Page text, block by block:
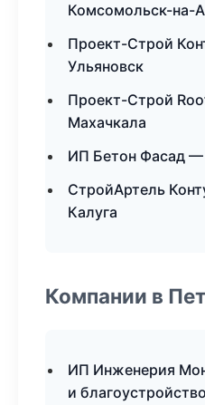
Комсомольск-на-
Проект-Строй
Ульяновск
Проект-Строй
Махачкала
ИП Бетон Фасад —
СтройАртель
Калуга
Компании в
ИП Инженерия
и благоустройство